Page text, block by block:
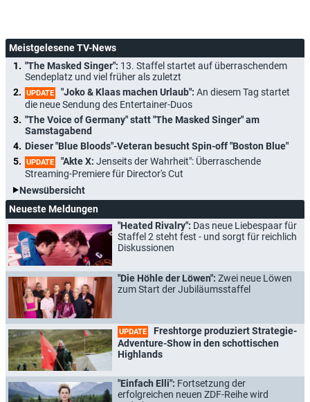
Meistgelesene TV-News
"The Masked Singer": 13. Staffel startet auf überraschendem
Sendeplatz und viel früher als zuletzt
UPDATE "Joko & Klaas machen Urlaub": An diesem Tag startet
die neue Sendung des Entertainer-Duos
"The Voice of Germany" statt "The Masked Singer" am
Samstagabend
Dieser "Blue Bloods"-Veteran besucht Spin-off "Boston Blue"
UPDATE "Akte X: Jenseits der Wahrheit": Überraschende
Streaming-Premiere für Director's Cut
Newsübersicht
Neueste Meldungen
"Heated Rivalry": Das neue Liebespaar für
Staffel 2 steht fest - und sorgt für reichlich
Diskussionen
"Die Höhle der Löwen": Zwei neue Löwen
zum Start der Jubiläumsstaffel
UPDATE
Freshtorge produziert Strategie-
Adventure-Show in den schottischen
Highlands
"Einfach Elli": Fortsetzung der
erfolgreichen neuen ZDF-Reihe wird